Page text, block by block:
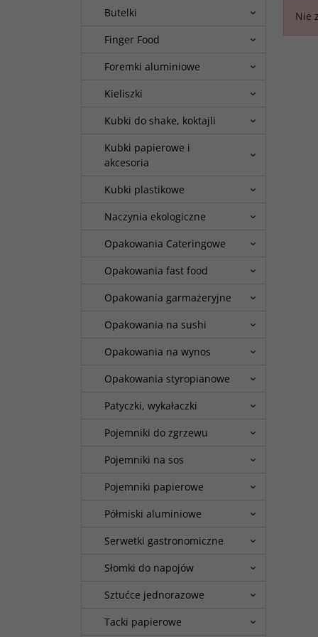
Nie
Butelki
Finger Food
Foremki aluminiowe
Kieliszki
Kubki do shake, koktajli
Kubki papierowe i
akcesoria
Kubki plastikowe
Naczynia ekologiczne
Opakowania Cateringowe
Opakowania fast food
Opakowania garmażeryjne
Opakowania na sushi
Opakowania na wynos
Opakowania styropianowe
Patyczki, wykałaczki
Pojemniki do zgrzewu
Pojemniki na sos
Pojemniki papierowe
Półmiski aluminiowe
Serwetki gastronomiczne
Słomki do napojów
Sztućce jednorazowe
Tacki papierowe